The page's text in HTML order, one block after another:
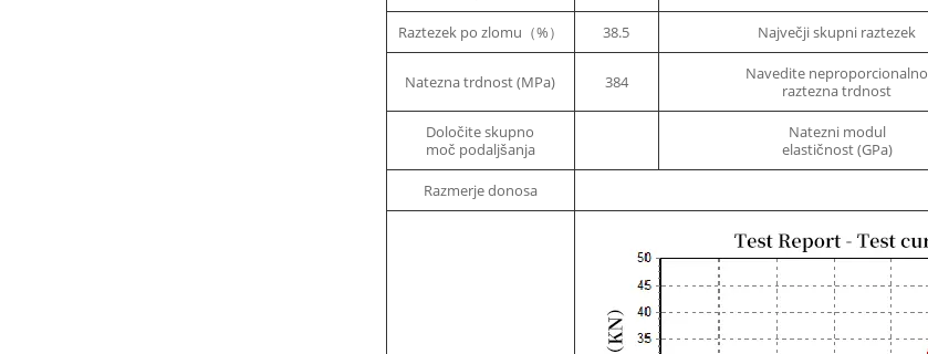
Raztezek po zlomu（%） 38.5 Največji skupni raztezek
Natezna trdnost (MPa) 384
Navedite neproporcionalno
raztezna trdnost
Določite skupno
moč podaljšanja
Natezni modul
elastičnost (GPa)
Razmerje donosa